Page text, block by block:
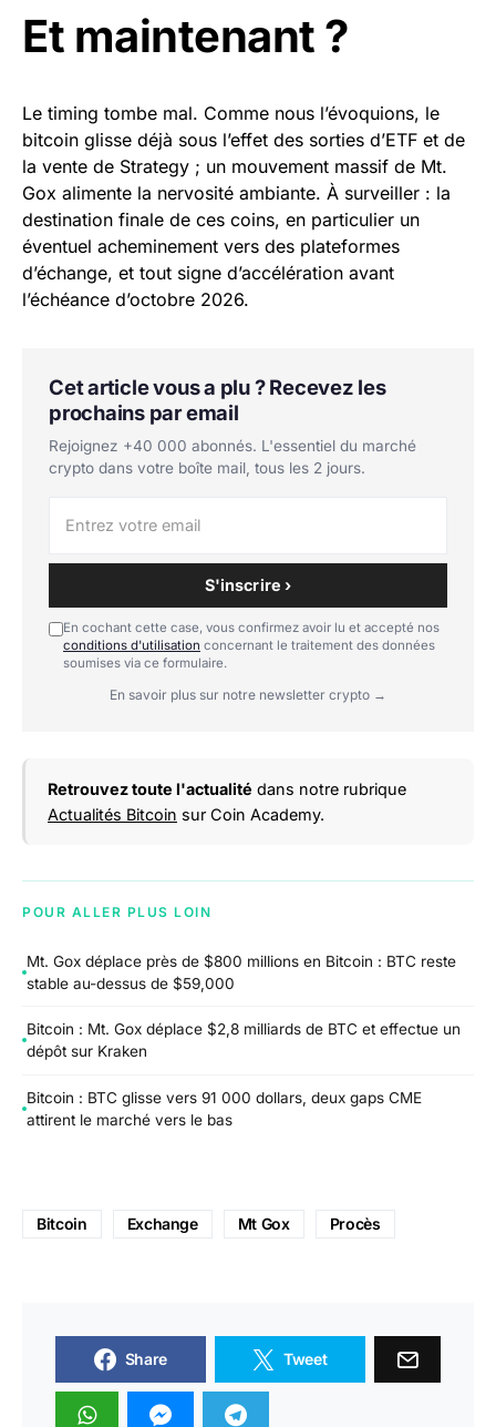
Et maintenant ?
Le timing tombe mal. Comme nous l’évoquions, le
bitcoin glisse déjà sous l’effet des sorties d’ETF et de
la vente de Strategy ; un mouvement massif de Mt.
Gox alimente la nervosité ambiante. À surveiller : la
destination finale de ces coins, en particulier un
éventuel acheminement vers des plateformes
d’échange, et tout signe d’accélération avant
l’échéance d’octobre 2026.
Cet article vous a plu ? Recevez les
prochains par email
Rejoignez +40 000 abonnés. L'essentiel du marché
crypto dans votre boîte mail, tous les 2 jours.
S'inscrire ›
En cochant cette case, vous confirmez avoir lu et accepté nos
conditions d'utilisation concernant le traitement des données
soumises via ce formulaire.
En savoir plus sur notre newsletter crypto →
Retrouvez toute l'actualité dans notre rubrique
Actualités Bitcoin sur Coin Academy.
POUR ALLER PLUS LOIN
Mt. Gox déplace près de $800 millions en Bitcoin : BTC reste
stable au-dessus de $59,000
Bitcoin : Mt. Gox déplace $2,8 milliards de BTC et effectue un
dépôt sur Kraken
Bitcoin : BTC glisse vers 91 000 dollars, deux gaps CME
attirent le marché vers le bas
Bitcoin Exchange Mt Gox Procès
Share Tweet